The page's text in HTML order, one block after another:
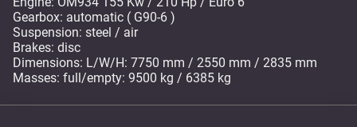
Gearbox: automatic ( G90-6 )
Suspension: steel / air
Brakes: disc
Dimensions: L/W/H: 7750 mm / 2550 mm / 2835 mm
Masses: full/empty: 9500 kg / 6385 kg